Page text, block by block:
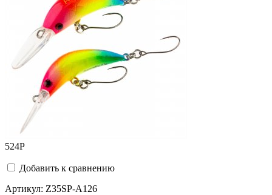
524Р
Добавить к сравнению
Артикул: Z35SP-A126